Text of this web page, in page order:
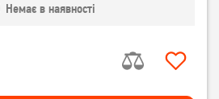
Немає в наявності